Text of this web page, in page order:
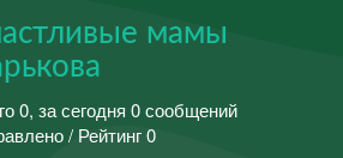
мамы
0, за сегодня 0 сообщений
/ Рейтинг 0